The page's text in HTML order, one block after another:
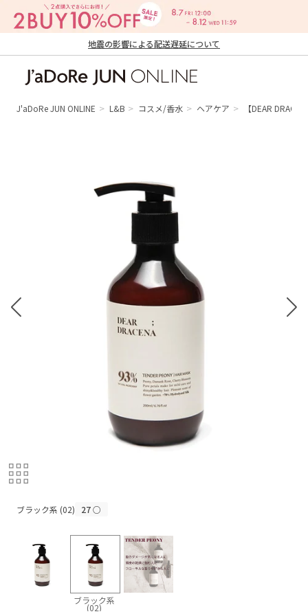
地震の影響による配送遅延について
ン オンライン）
J'aDoRe JUN ONLINE L&B コスメ/香水 ヘアケア 【DEAR
ブラック系 (02) 27○
ブラック系
(02)